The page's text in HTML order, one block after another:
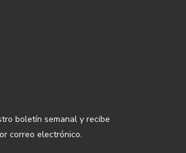
boletín semanal y recibe
correo electrónico.